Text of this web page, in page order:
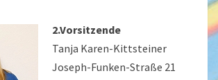
2.Vorsitzende
Tanja Karen-Kittsteiner
Joseph-Funken-Straße 21